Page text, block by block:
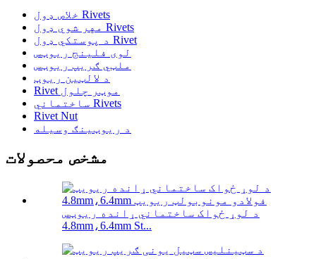
خلاص ډول Rivets
مهر شوي ډول Rivets
د پوستکي ډول Rivet
لوی فلینج ریوټس
ملټي ګریپ ریوټس
د لالټین ریوټ
Rivet موټر چلول
ساختماني Rivets
Rivet Nut
د ریوټینګ وسیله
مشخص محصولات
د لوړ ځواک ساختماني ړانده ریوټس
4.8mm،6.4mm St...